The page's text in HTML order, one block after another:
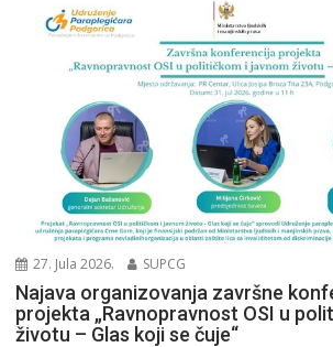
27. Jula 2026. SUPCG
Najava organizovanja završne
projekta „Ravnopravnost OSI u
životu – Glas koji se čuje“